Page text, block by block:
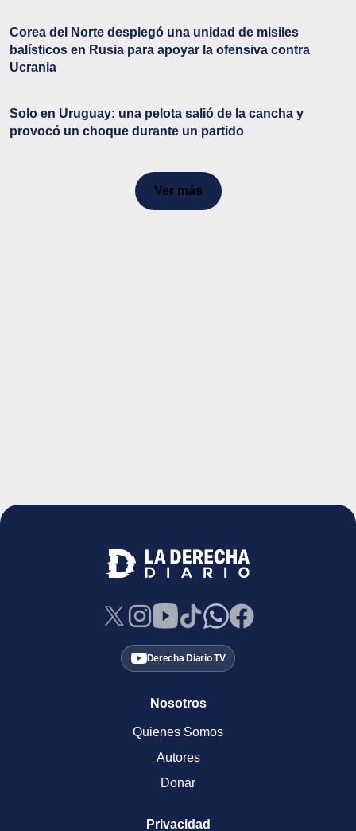
Corea del Norte desplegó una unidad de misiles
balísticos en Rusia para apoyar la ofensiva contra
Ucrania
Solo en Uruguay: una pelota salió de la cancha y
provocó un choque durante un partido
Ver más
Derecha Diario TV
Nosotros
Quienes Somos
Autores
Donar
Privacidad